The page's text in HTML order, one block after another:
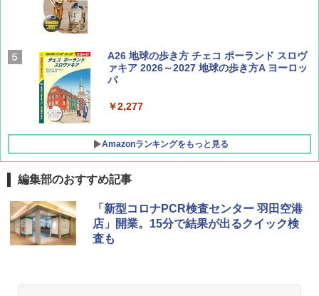
AIRLINE（エアライン）2026年9月号【特
集】ボーイング110周年を祝して！
A26 地球の歩き方 チェコ ポーランド スロヴ
ァキア 2026～2027 地球の歩き方A ヨーロッ
パ
￥2,277
Amazonランキングをもっと見る
[キャンパーズコレクション 山善] ポップアッ
プテント 傘みたいに広げて畳める パッとサ
ッとサンシェード キューブ フルクローズ メ
ッシュ 簡単設置 ワンタッチテント キャンプ
DEWEL パラソル 大型 ビーチ アウトドアパ
ラソル ガーデン サイトシート付 折りたたみ
防水 UVカット 4段階高さ調整 軽量 収納袋付
き
編集部のおすすめ記事
「新型コロナPCR検査センター 羽田空港
店」開業。15分で結果が出るクイック検
査も